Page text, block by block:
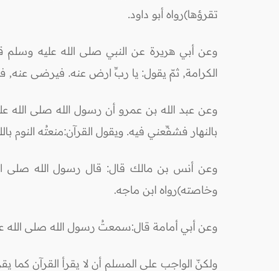
تقرؤها)رواه أبو داود.
وعن أبي هريرة عن النبي صلى الله عليه وسلم
الكرامة, ثمّ يقول: يا ربِّ ارض عنه. فيرضى عنه,
وعن عبد الله بن عمرو أن رسول الله صلى الله
بالنهار فشفِّعني فيه. ويقول القرآن:منعتُه
وعن أنس بن مالك قال: قال رسول الله صلى
وخاصته)رواه ابن ماجه.
وعن أبي أمامة قال:سمعتُ رسول الله صلى الله
ولكنّ الواجب على المسلم أن لا يقرأ القرآن كما